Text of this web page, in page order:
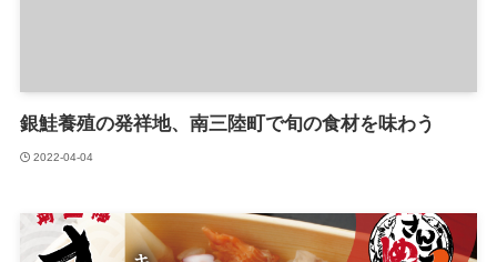
銀鮭養殖の発祥地、南三陸町で旬の食材を味わう
2022-04-04